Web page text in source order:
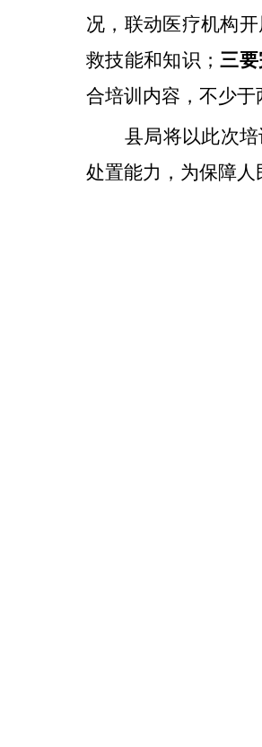
况，联动医疗机构
救技能和知识； 三要
合培训内容，不少于
县局将以此次
处置能力，为保障人